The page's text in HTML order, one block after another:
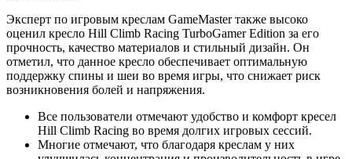
Эксперт по игровым креслам GameMaster также высоко
оценил кресло Hill Climb Racing TurboGamer Edition за его
прочность, качество материалов и стильный дизайн. Он
отметил, что данное кресло обеспечивает оптимальную
поддержку спины и шеи во время игры, что снижает риск
возникновения болей и напряжения.
Все пользователи отмечают удобство и комфорт кресел
Hill Climb Racing во время долгих игровых сессий.
Многие отмечают, что благодаря креслам у них